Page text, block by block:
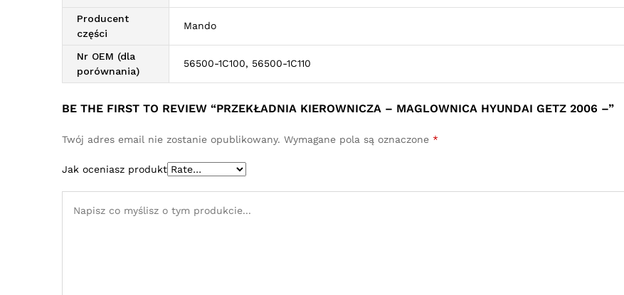
Producent
części
Mando
Nr OEM (dla
porównania)
56500-1C100, 56500-1C110
BE THE FIRST TO REVIEW “PRZEKŁADNIA KIEROWNICZA – MAGLOWNICA HYUNDAI GETZ 2006 –”
Twój adres email nie zostanie opublikowany. Wymagane pola są oznaczone *
Jak oceniasz produkt